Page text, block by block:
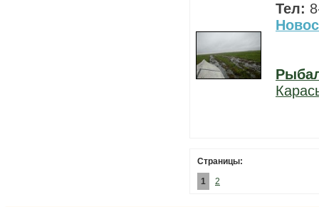
Тел:
Страницы:
1
2